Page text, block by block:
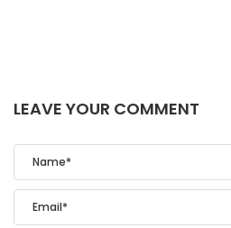
LEAVE YOUR COMMENT